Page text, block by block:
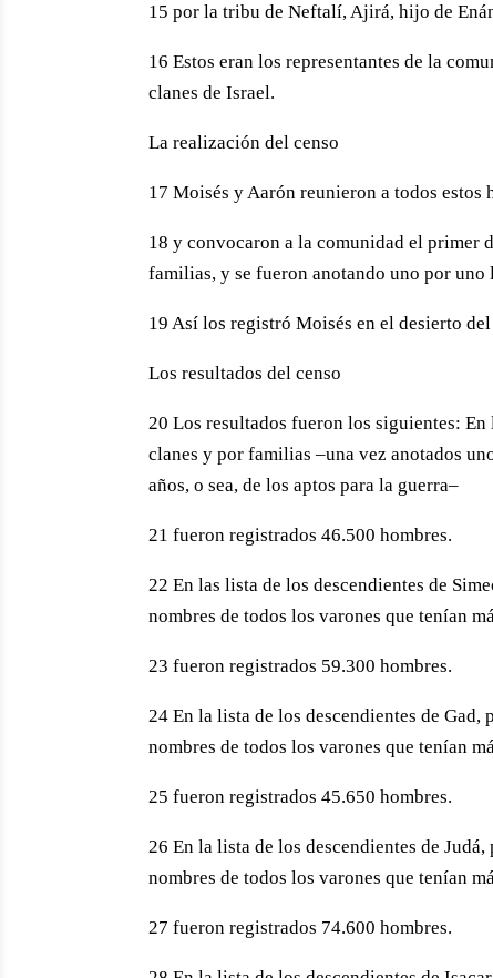
15 por la tribu de Neftalí, Ajirá, hijo de
16 Estos eran los representantes de la
clanes de Israel.
La realización del censo
17 Moisés y Aarón reunieron a todos estos
18 y convocaron a la comunidad el primer
familias, y se fueron anotando uno por uno
19 Así los registró Moisés en el desierto
Los resultados del censo
20 Los resultados fueron los siguientes:
clanes y por familias –una vez anotados
años, o sea, de los aptos para la guerra–
21 fueron registrados 46.500 hombres.
22 En las lista de los descendientes de
nombres de todos los varones que tenían
23 fueron registrados 59.300 hombres.
24 En la lista de los descendientes de
nombres de todos los varones que tenían
25 fueron registrados 45.650 hombres.
26 En la lista de los descendientes de
nombres de todos los varones que tenían
27 fueron registrados 74.600 hombres.